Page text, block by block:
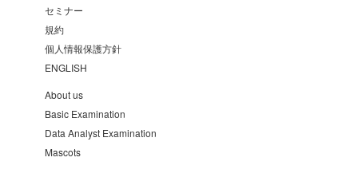
セミナー
規約
個人情報保護方針
ENGLISH
About us
Basic Examination
Data Analyst Examination
Mascots